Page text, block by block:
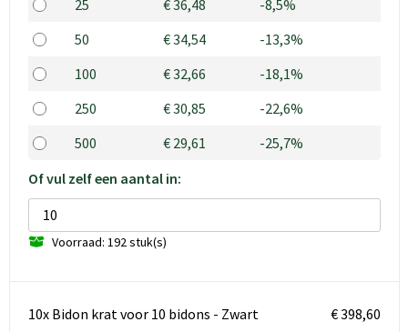
25
€ 36,48
-8,5%
50
€ 34,54
-13,3%
100
€ 32,66
-18,1%
250
€ 30,85
-22,6%
500
€ 29,61
-25,7%
Of vul zelf een aantal in:
Voorraad: 192 stuk(s)
10x Bidon krat voor 10 bidons - Zwart € 398,60